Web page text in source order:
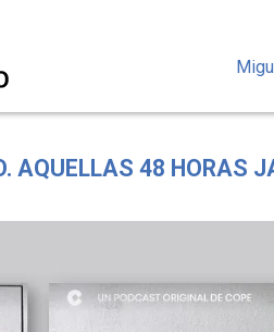
AQUELLAS 48 HORAS